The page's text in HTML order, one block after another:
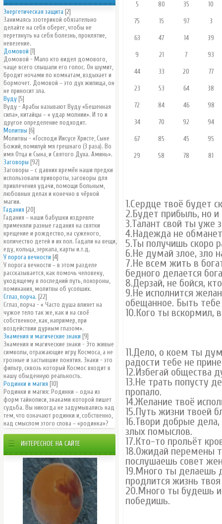
Энергетическая защита [2]
Занимаясь эзотерикой обязательно
делайте на себя оберег, чтобы не
перетянуть на себя болезнь, проклятие,
невезение.
Домовой [1]
Домовой - Мало кто видел домового,
чаще всего слышали его голос. Он шумит,
бродит ночами по комнатам, вздыхает и
бормочет. Домовой – это дух жилища, он
не приносит зла.
Вуду [5]
Вуду - Арабы называют Вуду «Бешенная
сила», китайцы – « удар молнии». И то и
другое определение подходит.
Молитвы [6]
Молитвы - «Господи Иисусе Христе, Сыне
Божий, помилуй мя грешнаго (3 раза). Во
имя Отца и Сына, и Святого Духа. Аминь».
Заговоры [92]
Заговоры – с давних времён наши предки
использовали привороты, заговоры для
привлечения удачи, помощи больным,
любовных делах и конечно в чёрной
магии.
Гадания [20]
Гадания – наши бабушки издревле
применяли разные гадания на святки
крещение и рождество, на суженого,
количество детей и их пол. Гадали на вещи,
еду, кольца, зеркала, карты и.т.д.
У порога вечности [4]
У порога вечности – в этом разделе
рассказывается, как помочь человеку,
уходящему в последний путь, похороны,
поминания, молитвы об усопших.
Сглаз, порча. [22]
Сглаз, порча - « Часто душа влияет на
чужое тело так же, как и на своё
собственное, как, например, при
воздействии дурным глазом».
Знамения и магические знаки [9]
Знамения и магические знаки - Это живые
символы, отражающие игру Космоса, а не
грозные и застывшие понятия. Знаки - это
фильтр, сквозь который Космос входит в
нашу обыденную реальность.
Родинки и магия [10]
Родинки и магия: Родинки – одна из
форм тайнописи, знаками которой пишет
судьба. Вы никогда не задумывались над
тем, что означают родинки и, собственно,
над смыслом этого слова – «родинка»?
ИНТЕРЕСНОЕ НА САЙТЕ
5 80 35 10
75 15 97 3
63 47 14 39
9 21 7 93
44 33 20 77
23 53 64 38
72 84 46 98
34 70 92 94
67 85 45 95
29 58 78 81
1.Сердце твоё будет
2.Будет прибыль, но и
3.Талант свой ты уже
4.Надежда не
5.Ты получишь скоро
6.Не думай злое, зло
7.Не всем жить в
бедного делается
8.Дерзай, не бойся,
9.Не исполнится
обещанное. Быть тебе
10.Кого ты вскормил,
11.Дело, о коем ты
радости тебе не
12.Избегай общества
13.Не трать попусту
пропало.
14.Желание твоё
15.Путь жизни твоей
16.Твори добрые
злых помыслов.
17.Кто-то прольёт
18.Ожидай перемены
послушаешь совет
19.Много ты делаешь
продлится жизнь
20.Много ты будешь
победишь.